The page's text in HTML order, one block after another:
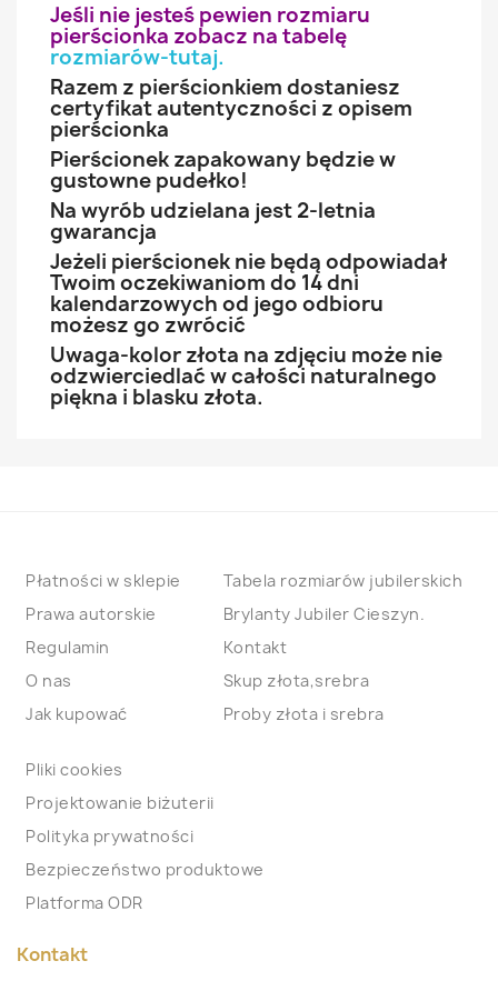
Jeśli nie jesteś pewien rozmiaru
pierścionka zobacz na tabelę
rozmiarów-tutaj.
Razem z pierścionkiem dostaniesz
certyfikat autentyczności z opisem
pierścionka
Pierścionek zapakowany będzie w
gustowne pudełko!
Na wyrób udzielana jest 2-letnia
gwarancja
Jeżeli pierścionek nie będą odpowiadał
Twoim oczekiwaniom do 14 dni
kalendarzowych od jego odbioru
możesz go zwrócić
Uwaga-kolor złota na zdjęciu może nie
odzwierciedlać w całości naturalnego
piękna i blasku złota.
Płatności w sklepie
Prawa autorskie
Regulamin
O nas
Jak kupować
Tabela rozmiarów jubilerskich
Brylanty Jubiler Cieszyn.
Kontakt
Skup złota,srebra
Proby złota i srebra
Pliki cookies
Projektowanie biżuterii
Polityka prywatności
Bezpieczeństwo produktowe
Platforma ODR
Kontakt